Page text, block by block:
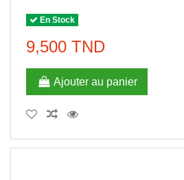
En Stock
9,500 TND
Ajouter au panier